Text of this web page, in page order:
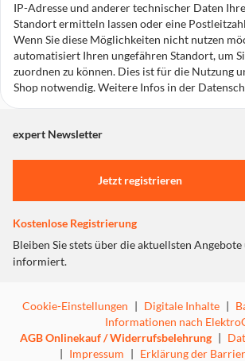
IP-Adresse und anderer technischer Daten
Standort ermitteln lassen oder eine
Wenn Sie diese Möglichkeiten nicht nutzen
automatisiert Ihren ungefähren Standort, um
zuordnen zu können. Dies ist für die Nutzung
Shop notwendig. Weitere Infos in der
expert Newsletter
Jetzt registrieren
Kostenlose Registrierung
Bleiben Sie stets über die aktuellsten
informiert.
Cookie-Einstellungen | Digitale Inhalte |
Informationen nach
AGB Onlinekauf / Widerrufsbelehrung |
| Impressum | Erklärung der